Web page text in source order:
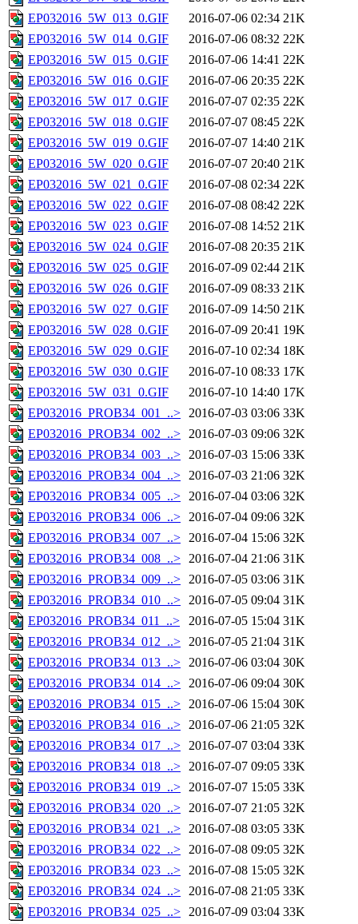
EP032016_5W_013_0.GIF
2016-07-06 02:34 21K
EP032016_5W_014_0.GIF
2016-07-06 08:32 22K
EP032016_5W_015_0.GIF
2016-07-06 14:41 22K
EP032016_5W_016_0.GIF
2016-07-06 20:35 22K
EP032016_5W_017_0.GIF
2016-07-07 02:35 22K
EP032016_5W_018_0.GIF
2016-07-07 08:45 22K
EP032016_5W_019_0.GIF
2016-07-07 14:40 21K
EP032016_5W_020_0.GIF
2016-07-07 20:40 21K
EP032016_5W_021_0.GIF
2016-07-08 02:34 22K
EP032016_5W_022_0.GIF
2016-07-08 08:42 22K
EP032016_5W_023_0.GIF
2016-07-08 14:52 21K
EP032016_5W_024_0.GIF
2016-07-08 20:35 21K
EP032016_5W_025_0.GIF
2016-07-09 02:44 21K
EP032016_5W_026_0.GIF
2016-07-09 08:33 21K
EP032016_5W_027_0.GIF
2016-07-09 14:50 21K
EP032016_5W_028_0.GIF
2016-07-09 20:41 19K
EP032016_5W_029_0.GIF
2016-07-10 02:34 18K
EP032016_5W_030_0.GIF
2016-07-10 08:33 17K
EP032016_5W_031_0.GIF
2016-07-10 14:40 17K
EP032016_PROB34_001_..> 2016-07-03 03:06 33K
EP032016_PROB34_002_..> 2016-07-03 09:06 32K
EP032016_PROB34_003_..> 2016-07-03 15:06 33K
EP032016_PROB34_004_..> 2016-07-03 21:06 32K
EP032016_PROB34_005_..> 2016-07-04 03:06 32K
EP032016_PROB34_006_..> 2016-07-04 09:06 32K
EP032016_PROB34_007_..> 2016-07-04 15:06 32K
EP032016_PROB34_008_..> 2016-07-04 21:06 31K
EP032016_PROB34_009_..> 2016-07-05 03:06 31K
EP032016_PROB34_010_..> 2016-07-05 09:04 31K
EP032016_PROB34_011_..>
2016-07-05 15:04 31K
EP032016_PROB34_012_..> 2016-07-05 21:04 31K
EP032016_PROB34_013_..> 2016-07-06 03:04 30K
EP032016_PROB34_014_..> 2016-07-06 09:04 30K
EP032016_PROB34_015_..> 2016-07-06 15:04 30K
EP032016_PROB34_016_..> 2016-07-06 21:05 32K
EP032016_PROB34_017_..> 2016-07-07 03:04 33K
EP032016_PROB34_018_..> 2016-07-07 09:05 33K
EP032016_PROB34_019_..> 2016-07-07 15:05 33K
EP032016_PROB34_020_..> 2016-07-07 21:05 32K
EP032016_PROB34_021_..> 2016-07-08 03:05 33K
EP032016_PROB34_022_..> 2016-07-08 09:05 32K
EP032016_PROB34_023_..> 2016-07-08 15:05 32K
EP032016_PROB34_024_..> 2016-07-08 21:05 33K
EP032016_PROB34_025_..> 2016-07-09 03:04 33K